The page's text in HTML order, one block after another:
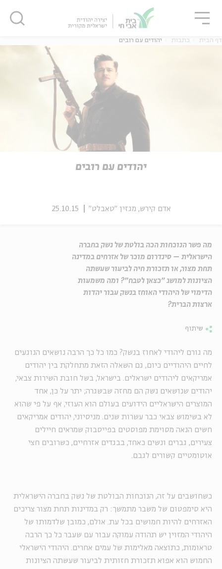
אנגלית
דף הבית כתבות יהודים עם רובים
יהודים עם רובים
אדם קירש, מגזין "טאבלט" 25.10.15
מה פשר הנוכחות הכה בולטת של נשק בחברה
הישראלית – סינדרום מוכר של אזרחים במדינה
תחת מצור, או תזכורת חיה לביעור שעשתה
הציונות למושג "כצאן לטבח"? ומה משמעות
הדימוי של היהודי האוחז בנשק עבור יהדות
ארצות הברית?
שיתוף
מה גורם ליהודי לאחוז בנשק? כמו כל כך הרבה נושאים הנוגעים
לחיים היהודיים כיום, גם השאלה הזאת מתחלקת בין יהודים
אמריקאים ליהודים ישראלים. בישראל, בשל חובת השירות צבאי,
יהודים שנושאים נשק הם מחזה שבשגרה; יתר על כן, אחד
המוצרים הישראליים הידועים בעולם הוא העוזי, אף על פי שהוא
לא בשימוש צבאי כבר עשרות שנים. מניסיוני, יהודים אמריקאים
חשים הנאה מסוימת מפוסטים בפייסבוק שמראים חיילים
צעירים, גברים ונשים כאחד, בבגדים אזרחיים, כשרובים חצי
אוטומטיים קשורים לגבם.
כשחושבים על זה, הנוכחות הבולטת של נשק בחברה הישראלית
היא סימפטום של משבר מתמשך: רק במדינות תחת מצור צריכים
האזרחים להיות חמושים בכל עת. אולם, כמובן שלדמותו של
היהודי המזוין יש תהודה עמוקה עבור עם שעבר כל כך הרבה
טראומות, כתוצאה מאלימות של עמים אחרים. היהודי הישראלי
החמוש הוא אפוא תזכורת חזותית לביעור שעשתה הציונות
סגור